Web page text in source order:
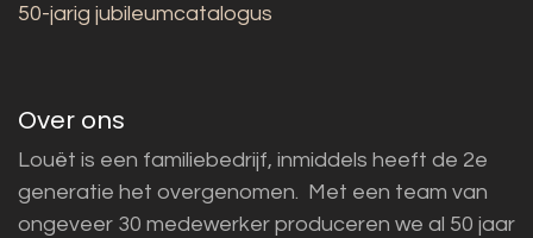
50-jarig jubileumcatalogus
Over ons
Louët is een familiebedrijf, inmiddels heeft de 2e
generatie het overgenomen. Met een team van
ongeveer 30 medewerker produceren we al 50 jaar